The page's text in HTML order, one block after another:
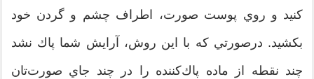
كنيد و روي پوست صورت، اطراف چشم و گردن خود
بكشيد. درصورتي كه با اين روش، آرايش شما پاك نشد
چند نقطه از ماده پاك‌كننده را در چند جاي صورت‌تان